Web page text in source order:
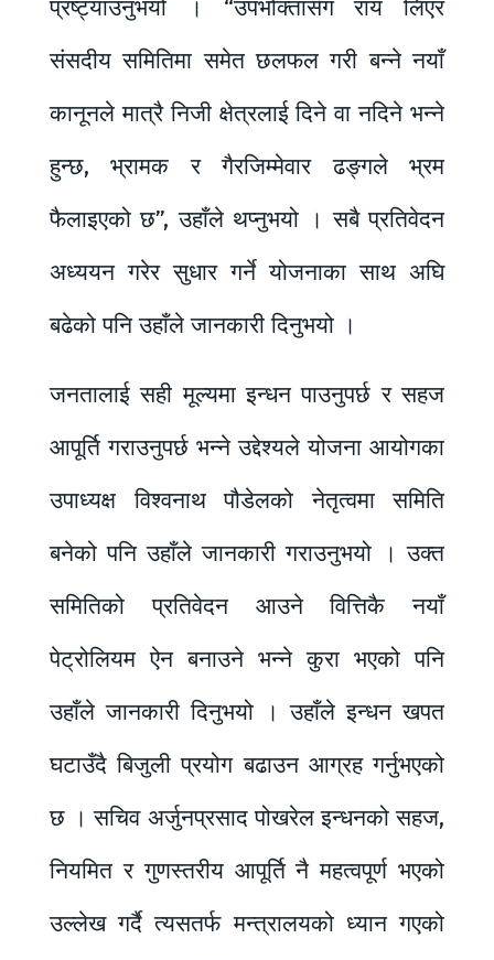
प्रष्ट्याउनुभयो । “उपभोक्तासँग राय लिएर
संसदीय समितिमा समेत छलफल गरी बन्ने नयाँ
कानूनले मात्रै निजी क्षेत्रलाई दिने वा नदिने भन्ने
हुन्छ, भ्रामक र गैरजिम्मेवार ढङ्गले भ्रम
फैलाइएको छ”, उहाँले थप्नुभयो । सबै प्रतिवेदन
अध्ययन गरेर सुधार गर्ने योजनाका साथ अघि
बढेको पनि उहाँले जानकारी दिनुभयो ।
जनतालाई सही मूल्यमा इन्धन पाउनुपर्छ र सहज
आपूर्ति गराउनुपर्छ भन्ने उद्देश्यले योजना आयोगका
उपाध्यक्ष विश्वनाथ पौडेलको नेतृत्वमा समिति
बनेको पनि उहाँले जानकारी गराउनुभयो । उक्त
समितिको प्रतिवेदन आउने वित्तिकै नयाँ
पेट्रोलियम ऐन बनाउने भन्ने कुरा भएको पनि
उहाँले जानकारी दिनुभयो । उहाँले इन्धन खपत
घटाउँदै बिजुली प्रयोग बढाउन आग्रह गर्नुभएको
छ । सचिव अर्जुनप्रसाद पोखरेल इन्धनको सहज,
नियमित र गुणस्तरीय आपूर्ति नै महत्वपूर्ण भएको
उल्लेख गर्दै त्यसतर्फ मन्त्रालयको ध्यान गएको